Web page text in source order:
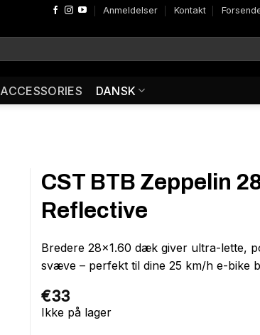
Anmeldelser Kontakt
ACCESSORIES DANSK
CST BTB Zeppelin
Reflective
Bredere 28×1.60 dæk giver ultra-lette,
svæve – perfekt til dine 25 km/h e-bike
€33
Ikke på lager